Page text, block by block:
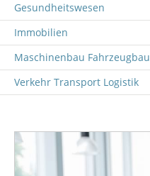
Gesundheitswesen
Immobilien
Maschinenbau Fahrzeugbau
Verkehr Transport Logistik